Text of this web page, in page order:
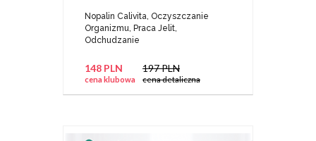
Nopalin Calivita, Oczyszczanie
Organizmu, Praca Jelit,
Odchudzanie
148 PLN
cena klubowa
197 PLN
cena detaliczna